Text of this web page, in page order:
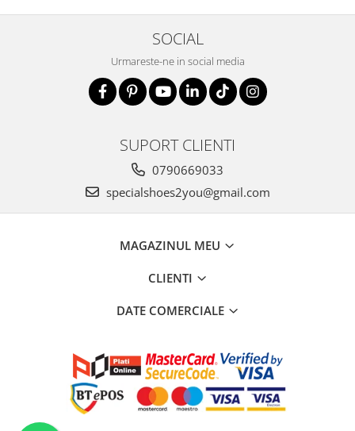
SOCIAL
Urmareste-ne in social media
SUPORT CLIENTI
0790669033
specialshoes2you@gmail.com
MAGAZINUL MEU
CLIENTI
DATE COMERCIALE